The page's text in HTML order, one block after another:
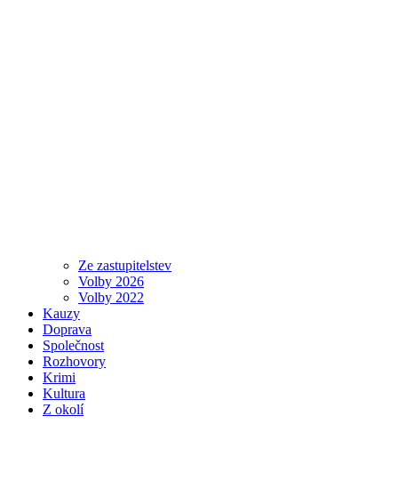
Ze zastupitelstev
Volby 2026
Volby 2022
Kauzy
Doprava
Společnost
Rozhovory
Krimi
Kultura
Z okolí